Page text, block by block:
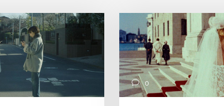
0